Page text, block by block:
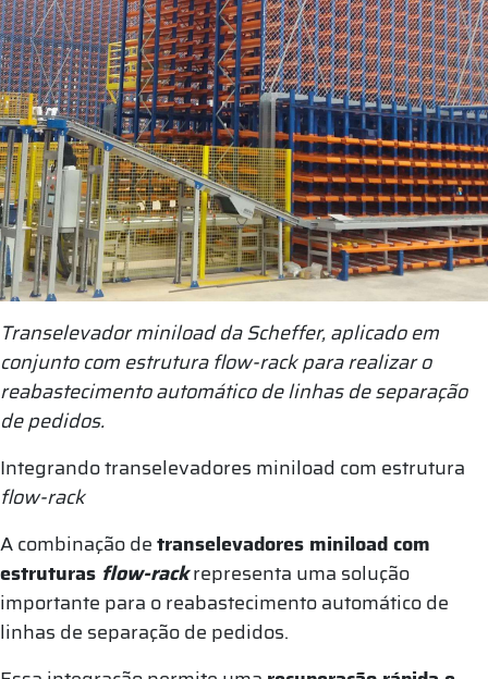
Transelevador miniload da Scheffer, aplicado em
conjunto com estrutura flow-rack para realizar o
reabastecimento automático de linhas de separação
de pedidos.
Integrando transelevadores miniload com estrutura
flow-rack
A combinação detranselevadores miniload com
estruturas flow-rackrepresenta uma solução
importante para o reabastecimento automático de
linhas de separação de pedidos.